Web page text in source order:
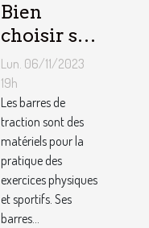
Bien
choisir sa
barre de
traction :
nos
conseils !
Lun. 06/11/2023
19h
Les barres de
traction sont des
matériels pour la
pratique des
exercices physiques
et sportifs. Ses
barres...